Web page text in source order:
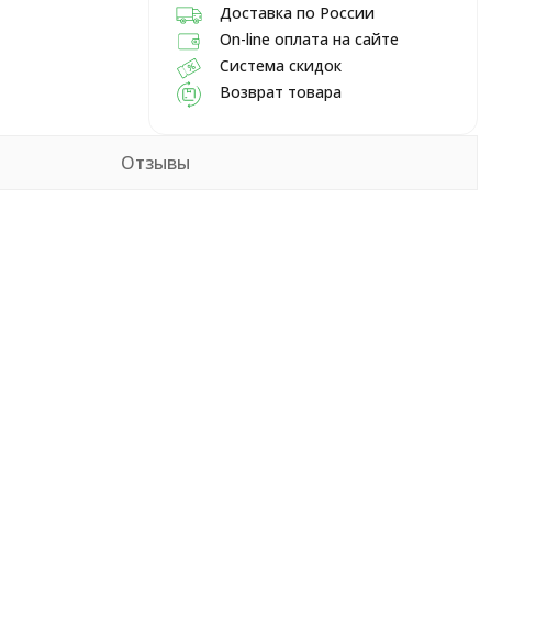
Доставка по России
On-line оплата на сайте
Система скидок
Возврат товара
Отзывы